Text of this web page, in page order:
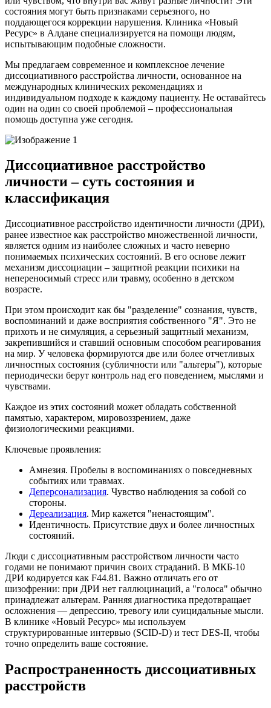
состояния могут быть признаками серьезного, но
поддающегося коррекции нарушения. Клиника «Новый
Ресурс» в Алдане специализируется на помощи людям,
испытывающим подобные сложности.
Мы предлагаем современное и комплексное лечение
диссоциативного расстройства личности, основанное на
международных клинических рекомендациях и
индивидуальном подходе к каждому пациенту. Не оставайтесь
один на один со своей проблемой – профессиональная
помощь доступна уже сегодня.
Диссоциативное расстройство
личности – суть состояния и
классификация
Диссоциативное расстройство идентичности личности (ДРИ),
ранее известное как расстройство множественной личности,
является одним из наиболее сложных и часто неверно
понимаемых психических состояний. В его основе лежит
механизм диссоциации – защитной реакции психики на
непереносимый стресс или травму, особенно в детском
возрасте.
При этом происходит как бы "разделение" сознания, чувств,
воспоминаний и даже восприятия собственного "Я". Это не
прихоть и не симуляция, а серьезный защитный механизм,
закрепившийся и ставший основным способом реагирования
на мир. У человека формируются две или более отчетливых
личностных состояния (субличности или "альтеры"), которые
периодически берут контроль над его поведением, мыслями и
чувствами.
Каждое из этих состояний может обладать собственной
памятью, характером, мировоззрением, даже
физиологическими реакциями.
Ключевые проявления:
Амнезия. Пробелы в воспоминаниях о повседневных
событиях или травмах.
Деперсонализация. Чувство наблюдения за собой со
стороны.
Дереализация. Мир кажется "ненастоящим".
Идентичность. Присутствие двух и более личностных
состояний.
Люди с диссоциативным расстройством личности часто
годами не понимают причин своих страданий. В МКБ-10
ДРИ кодируется как F44.81. Важно отличать его от
шизофрении: при ДРИ нет галлюцинаций, а "голоса" обычно
принадлежат альтерам. Ранняя диагностика предотвращает
осложнения — депрессию, тревогу или суицидальные мысли.
В клинике «Новый Ресурс» мы используем
структурированные интервью (SCID-D) и тест DES-II, чтобы
точно определить ваше состояние.
Распространенность диссоциативных
расстройств